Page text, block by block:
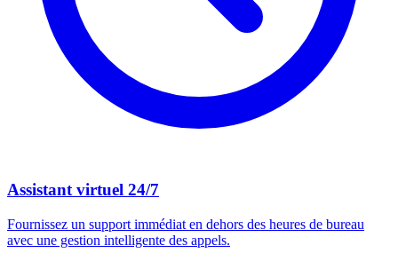
Assistant virtuel 24/7
Fournissez un support immédiat en dehors des heures de bureau
avec une gestion intelligente des appels.